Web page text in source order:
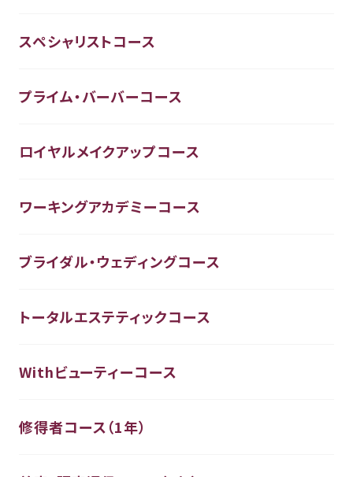
スペシャリストコース
プライム・バーバーコース
ロイヤルメイクアップコース
ワーキングアカデミーコース
ブライダル・ウェディングコース
トータルエステティックコース
Withビューティーコース
修得者コース（1年）